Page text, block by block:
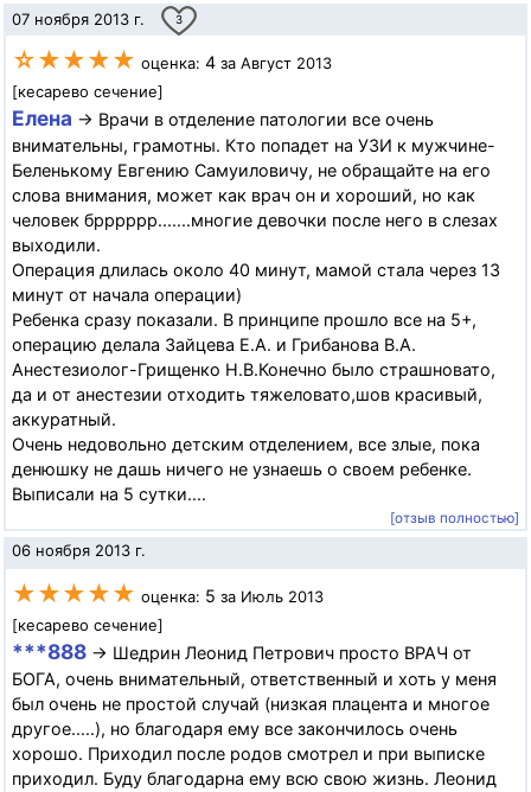
07 ноября 2013 г. 3
☆★★★★ оценка: 4 за Август 2013
[кесарево сечение]
Елена → Врачи в отделение патологии все очень
внимательны, грамотны. Кто попадет на УЗИ к мужчине-
Беленькому Евгению Самуиловичу, не обращайте на его
слова внимания, может как врач он и хороший, но как
человек брррррр.......многие девочки после него в слезах
выходили.
Операция длилась около 40 минут, мамой стала через 13
минут от начала операции)
Ребенка сразу показали. В принципе прошло все на 5+,
операцию делала Зайцева Е.А. и Грибанова В.А.
Анестезиолог-Грищенко Н.В.Конечно было страшновато,
да и от анестезии отходить тяжеловато,шов красивый,
аккуратный.
Очень недовольно детским отделением, все злые, пока
денюшку не дашь ничего не узнаешь о своем ребенке.
Выписали на 5 сутки....
[отзыв полностью]
06 ноября 2013 г.
★★★★★ оценка: 5 за Июль 2013
[кесарево сечение]
***888 → Шедрин Леонид Петрович просто ВРАЧ от
БОГА, очень внимательный, ответственный и хоть у меня
был очень не простой случай (низкая плацента и многое
другое.....), но благодаря ему все закончилось очень
хорошо. Приходил после родов смотрел и при выписке
приходил. Буду благодарна ему всю свою жизнь. Леонид